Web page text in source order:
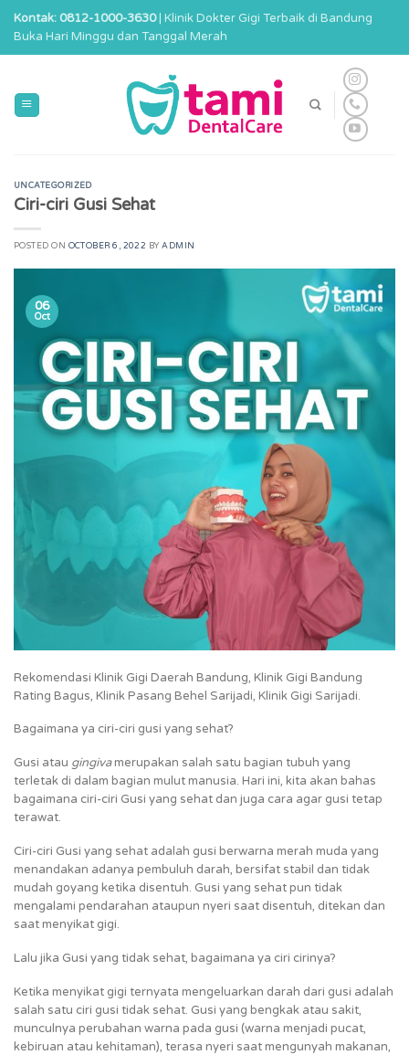
Skip
content
Kontak: 0812-1000-3630| Klinik Dokter Gigi Terbaik di Bandung
Buka Hari Minggu dan Tanggal Merah
UNCATEGORIZED
Ciri-ciri Gusi Sehat
POSTED ON OCTOBER 6, 2022 BYADMIN
06
Oct
Rekomendasi Klinik Gigi Daerah Bandung, Klinik Gigi Bandung
Rating Bagus, Klinik Pasang Behel Sarijadi, Klinik Gigi Sarijadi.
Bagaimana ya ciri-ciri gusi yang sehat?
Gusi atau gingivamerupakan salah satu bagian tubuh yang
terletak di dalam bagian mulut manusia. Hari ini, kita akan bahas
bagaimana ciri-ciri Gusi yang sehat dan juga cara agar gusi tetap
terawat.
Ciri-ciri Gusi yang sehat adalah gusi berwarna merah muda yang
menandakan adanya pembuluh darah, bersifat stabil dan tidak
mudah goyang ketika disentuh. Gusi yang sehat pun tidak
mengalami pendarahan ataupun nyeri saat disentuh, ditekan dan
saat menyikat gigi.
Lalu jika Gusi yang tidak sehat, bagaimana ya ciri cirinya?
Ketika menyikat gigi ternyata mengeluarkan darah dari gusi adalah
salah satu ciri gusi tidak sehat. Gusi yang bengkak atau sakit,
munculnya perubahan warna pada gusi (warna menjadi pucat,
kebiruan atau kehitaman), terasa nyeri saat mengunyah makanan,